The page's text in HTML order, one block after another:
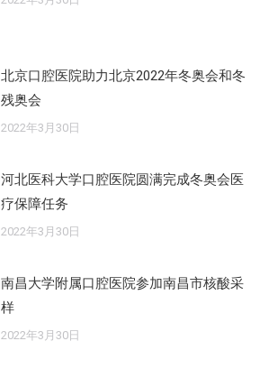
北京口腔医院助力北京2022年冬奥会和冬
残奥会
2022年3月30日
河北医科大学口腔医院圆满完成冬奥会医
疗保障任务
2022年3月30日
南昌大学附属口腔医院参加南昌市核酸采
样
2022年3月30日